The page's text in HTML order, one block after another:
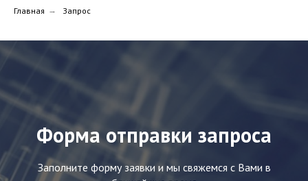
Главная → Запрос
Форма отправки запроса
Заполните форму заявки и мы свяжемся с Вами в